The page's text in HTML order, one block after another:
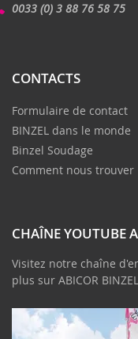
0033 (0) 3 88 76 58 75
CONTACTS
Formulaire de contact
BINZEL dans le monde
Binzel Soudage
Comment nous trouver
CHAÎNE YOUTUBE
Visitez notre chaîne
plus sur ABICOR